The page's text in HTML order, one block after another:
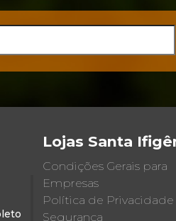
Lojas Santa
Condições Gerais para
Empresas
Política de Privacidade
Segurança